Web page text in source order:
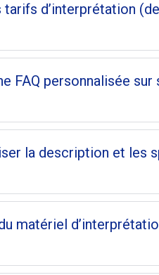
d’interprétation
FAQ personnalisée sur
la description et les
matériel